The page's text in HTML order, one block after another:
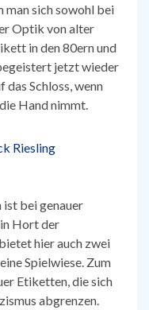
man sich sowohl bei
Optik von alter
in den 80ern und
jetzt wieder
Schloss, wenn
Hand nimmt.
bei genauer
Hort der
hier auch zwei
Spielwiese. Zum
Etiketten, die sich
abgrenzen.